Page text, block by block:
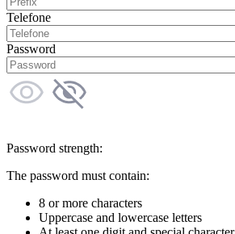
Telefone
Password
Password strength:
The password must contain:
8 or more characters
Uppercase and lowercase letters